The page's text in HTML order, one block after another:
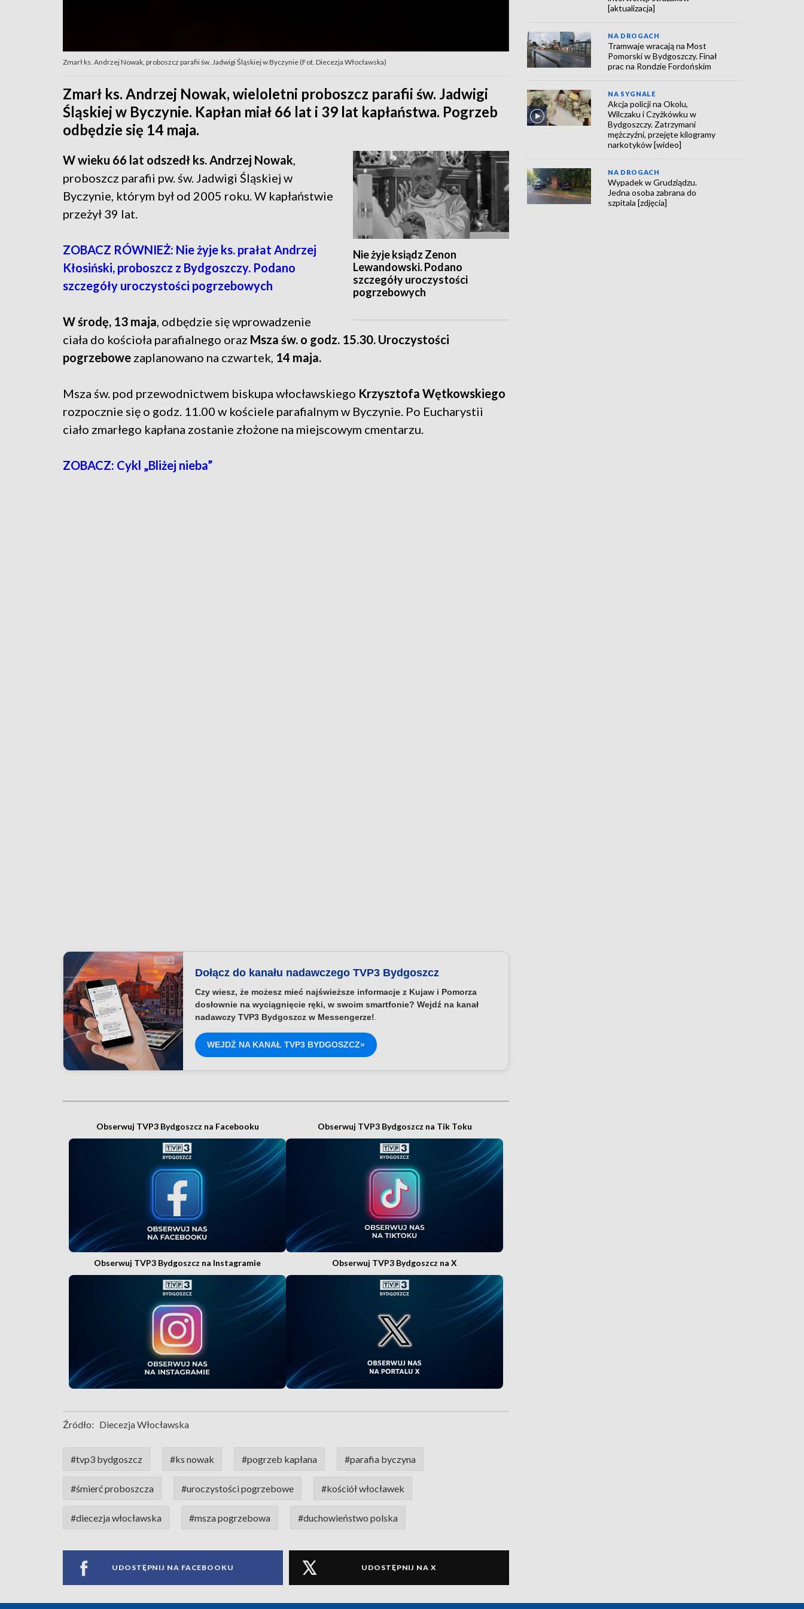
Zmarł ks. Andrzej Nowak, proboszcz parafii św. Jadwigi Śląskiej w Byczynie (Fot. Diecezja Włocławska)
Zmarł ks. Andrzej Nowak, wieloletni proboszcz parafii św. Jadwigi
Śląskiej w Byczynie. Kapłan miał 66 lat i 39 lat kapłaństwa. Pogrzeb
odbędzie się 14 maja.
Nie żyje ksiądz Zenon
Lewandowski. Podano
szczegóły uroczystości
pogrzebowych
W wieku 66 lat odszedł ks. Andrzej Nowak,
proboszcz parafii pw. św. Jadwigi Śląskiej w
Byczynie, którym był od 2005 roku. W kapłaństwie
przeżył 39 lat.
ZOBACZ RÓWNIEŻ: Nie żyje ks. prałat Andrzej
Kłosiński, proboszcz z Bydgoszczy. Podano
szczegóły uroczystości pogrzebowych
W środę, 13 maja, odbędzie się wprowadzenie
ciała do kościoła parafialnego oraz Msza św. o godz. 15.30. Uroczystości
pogrzebowe zaplanowano na czwartek, 14 maja.
Msza św. pod przewodnictwem biskupa włocławskiego Krzysztofa Wętkowskiego
rozpocznie się o godz. 11.00 w kościele parafialnym w Byczynie. Po Eucharystii
ciało zmarłego kapłana zostanie złożone na miejscowym cmentarzu.
ZOBACZ: Cykl „Bliżej nieba”
Dołącz do kanału nadawczego TVP3 Bydgoszcz
Czy wiesz, że możesz mieć najświeższe informacje z Kujaw i Pomorza
dosłownie na wyciągnięcie ręki, w swoim smartfonie? Wejdź na kanał
nadawczy TVP3 Bydgoszcz w Messengerze!.
WEJDŹ NA KANAŁ TVP3 BYDGOSZCZ»
Obserwuj TVP3 Bydgoszcz na Facebooku Obserwuj TVP3 Bydgoszcz na Tik Toku
Obserwuj TVP3 Bydgoszcz na Instagramie Obserwuj TVP3 Bydgoszcz na X
Źródło: Diecezja Włocławska
#tvp3 bydgoszcz #ks nowak #pogrzeb kapłana #parafia byczyna
#śmierć proboszcza #uroczystości pogrzebowe #kościół włocławek
#diecezja włocławska #msza pogrzebowa #duchowieństwo polska
UDOSTĘPNIJ NA FACEBOOKU UDOSTĘPNIJ NA X
[aktualizacja]
NA DROGACH
Tramwaje wracają na Most
Pomorski w Bydgoszczy. Finał
prac na Rondzie Fordońskim
NA SYGNALE
Akcja policji na Okolu,
Wilczaku i Czyżkówku w
Bydgoszczy. Zatrzymani
mężczyźni, przejęte kilogramy
narkotyków [wideo]
NA DROGACH
Wypadek w Grudziądzu.
Jedna osoba zabrana do
szpitala [zdjęcia]